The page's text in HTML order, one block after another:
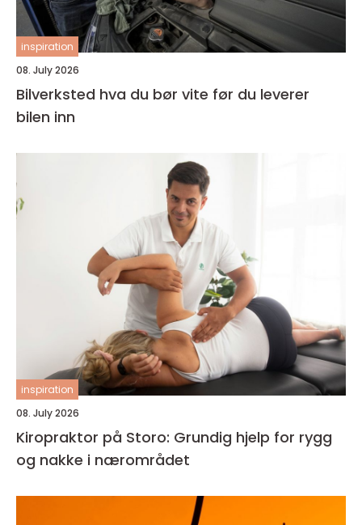
inspiration
08. July 2026
Bilverksted hva du bør vite før du leverer
bilen inn
inspiration
08. July 2026
Kiropraktor på Storo: Grundig hjelp for rygg
og nakke i nærområdet